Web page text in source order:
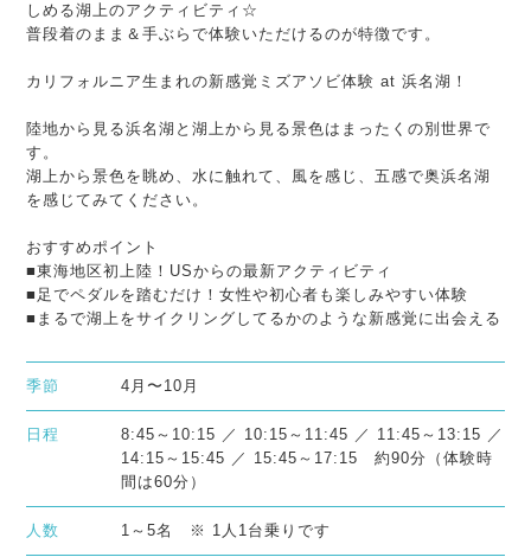
しめる湖上のアクティビティ☆
普段着のまま＆手ぶらで体験いただけるのが特徴です。
カリフォルニア生まれの新感覚ミズアソビ体験 at 浜名湖！
陸地から見る浜名湖と湖上から見る景色はまったくの別世界で
す。
湖上から景色を眺め、水に触れて、風を感じ、五感で奥浜名湖
を感じてみてください。
おすすめポイント
■東海地区初上陸！USからの最新アクティビティ
■足でペダルを踏むだけ！女性や初心者も楽しみやすい体験
■まるで湖上をサイクリングしてるかのような新感覚に出会える
季節 4月〜10月
日程
8:45～10:15 ／ 10:15～11:45 ／ 11:45～13:15 ／
14:15～15:45 ／ 15:45～17:15 約90分（体験時
間は60分）
人数 1～5名 ※ 1人1台乗りです